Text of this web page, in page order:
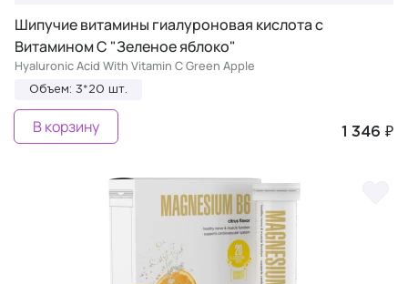
Шипучие витамины гиалуроновая кислота с
Витамином C "Зеленое яблоко"
Hyaluronic Acid With Vitamin C Green Apple
Объем: 3*20 шт.
1 346 ₽
В корзину